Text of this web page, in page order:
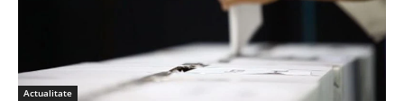
Actualitate